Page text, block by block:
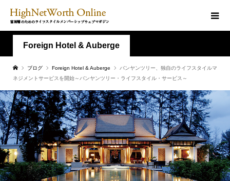
Foreign Hotel & Auberge
ブログ Foreign Hotel & Auberge
バンヤンツリー、独自のライフスタイルマ
ネジメントサービスを開始～バンヤンツリー・ライフスタイル・サービス～